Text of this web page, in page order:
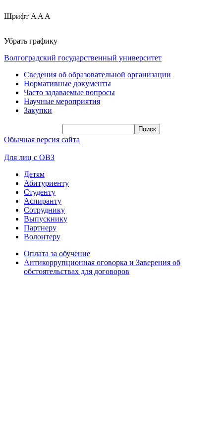
Шрифт A A A
Убрать графику
Волгоградский государственный университет
Сведения об образовательной организации
Нормативные документы
Часто задаваемые вопросы
Научные мероприятия
Закупки
Обычная версия сайта
Для лиц с ОВЗ
Детям
Абитуриенту
Студенту
Аспиранту
Сотруднику
Выпускнику
Партнеру
Волонтеру
Оплата за обучение
Антикоррупционная оговорка и Заверения об
обстоятельствах для договоров